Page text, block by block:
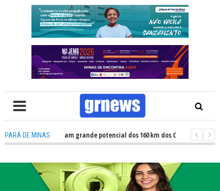
PARÁ DE MINAS
Atletas revelam grande potencial dos 160 km dos Caminhos do Padre